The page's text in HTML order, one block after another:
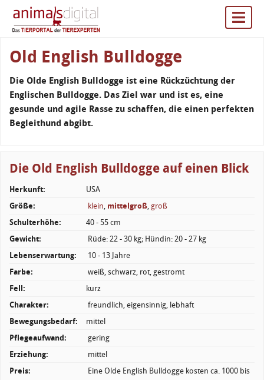
Old English Bulldogge
Die Olde English Bulldogge ist eine Rückzüchtung der
Englischen Bulldogge. Das Ziel war und ist es, eine
gesunde und agile Rasse zu schaffen, die einen perfekten
Begleithund abgibt.
Die Old English Bulldogge auf einen Blick
Herkunft:
USA
Größe:
klein mittelgroß groß
Schulterhöhe:
40 - 55 cm
Gewicht:
Rüde: 22 - 30 kg; Hündin: 20 - 27 kg
Lebenserwartung:
10 - 13 Jahre
Farbe:
weiß, schwarz, rot, gestromt
Fell:
kurz
Charakter:
freundlich, eigensinnig, lebhaft
Bewegungsbedarf:
mittel
Pflegeaufwand:
gering
Erziehung:
mittel
Preis:
Eine Olde English Bulldogge kosten ca. 1000 bis